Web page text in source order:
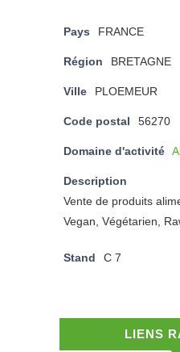
Pays FRANCE
Région BRETAGNE
Ville PLOEMEUR
Code postal 56270
Domaine d'activité
Description
Vente de produits
Vegan, Végétarien,
Stand C 7
LIENS